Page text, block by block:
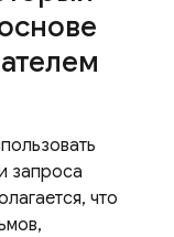
запроса
что